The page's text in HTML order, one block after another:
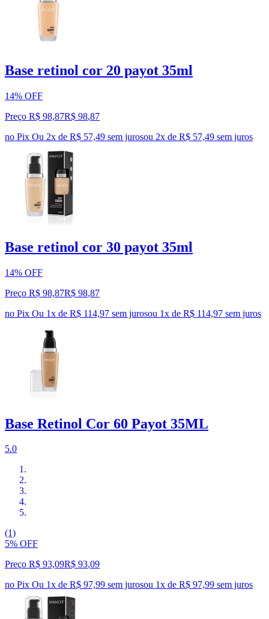
Base retinol cor 20 payot 35ml
14% OFF
Preço R$ 98,87R$ 98,87
no Pix Ou 2x de R$ 57,49 sem jurosou 2x de R$ 57,49 sem juros
Base retinol cor 30 payot 35ml
14% OFF
Preço R$ 98,87R$ 98,87
no Pix Ou 1x de R$ 114,97 sem jurosou 1x de R$ 114,97 sem juros
Base Retinol Cor 60 Payot 35ML
5.0
(1)
5% OFF
Preço R$ 93,09R$ 93,09
no Pix Ou 1x de R$ 97,99 sem jurosou 1x de R$ 97,99 sem juros